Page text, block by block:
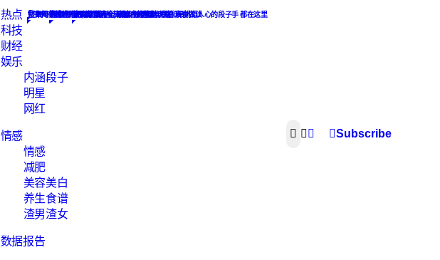
热点 搜集网络热点新闻, 为您解析热点麻辣话题
科技
汇聚知识的地方
财经
娱乐
内涵段子
最hot的段子，最撩人的撩妹攻略和最挑逗人心的段子手 都在这里
明星
网红
网红
情感
Constellation
情感
减肥
美容美白
养生食谱
素食菜谱大全, 素食主义者的天堂. 素食做法
渣男渣女
渣男语录渣女头像，渣男渣女集合
数据报告
数据报告下载
Subscribe